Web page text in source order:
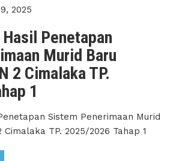
2025
Penetapan
Murid Baru
2 Cimalaka TP.
1
Sistem Penerimaan Murid
Cimalaka TP. 2025/2026 Tahap 1